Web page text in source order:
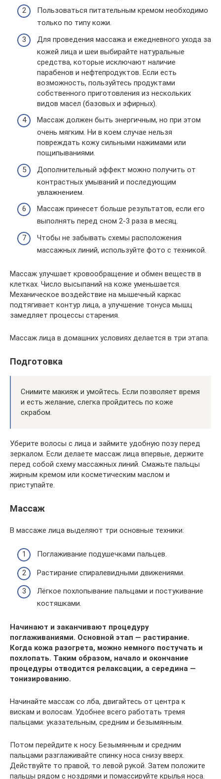
Пользоваться питательным кремом необходимо
только по типу кожи.
Для проведения массажа и ежедневного ухода за
кожей лица и шеи выбирайте натуральные
средства, которые исключают наличие
парабенов и нефтепродуктов. Если есть
возможность, пользуйтесь продуктами
собственного приготовления из нескольких
видов масел (базовых и эфирных).
Массаж должен быть энергичным, но при этом
очень мягким. Ни в коем случае нельзя
повреждать кожу сильными нажимами или
пощипываниями.
Дополнительный эффект можно получить от
контрастных умываний и последующим
увлажнением.
Массаж принесет больше результатов, если его
выполнять перед сном 2-3 раза в месяц.
Чтобы не забывать схемы расположения
массажных линий, используйте фото с техникой.
Массаж улучшает кровообращение и обмен веществ в
клетках. Число высыпаний на коже уменьшается.
Механическое воздействие на мышечный каркас
подтягивает контур лица, а улучшение тонуса мышц
замедляет процессы старения.
Массаж лица в домашних условиях делается в три этапа.
Подготовка
Снимите макияж и умойтесь. Если позволяет время
и есть желание, слегка пройдитесь по коже
скрабом.
Уберите волосы с лица и займите удобную позу перед
зеркалом. Если делаете массаж лица впервые, держите
перед собой схему массажных линий. Смажьте пальцы
жирным кремом или косметическим маслом и
приступайте.
Массаж
В массаже лица выделяют три основные техники:
Поглаживание подушечками пальцев.
Растирание спиралевидными движениями.
Лёгкое похлопывание пальцами и постукивание
костяшками.
Начинают и заканчивают процедуру
поглаживаниями. Основной этап — растирание.
Когда кожа разогрета, можно немного постучать и
похлопать. Таким образом, начало и окончание
процедуры отводится релаксации, а середина —
тонизированию.
Начинайте массаж со лба, двигайтесь от центра к
вискам и волосам. Удобнее всего работать тремя
пальцами: указательным, средним и безымянным.
Потом перейдите к носу. Безымянным и средним
пальцами разглаживайте спинку носа снизу вверх.
Действуйте то правой, то левой рукой. Затем положите
пальцы рядом с ноздрями и помассируйте крылья носа.